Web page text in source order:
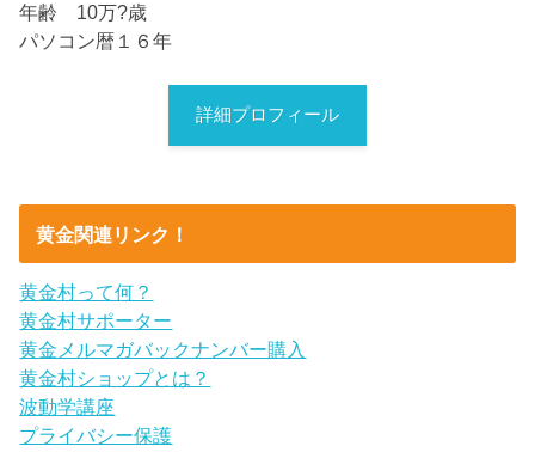
年齢 10万?歳
パソコン暦１６年
詳細プロフィール
黄金関連リンク！
黄金村って何？
黄金村サポーター
黄金メルマガバックナンバー購入
黄金村ショップとは？
波動学講座
プライバシー保護